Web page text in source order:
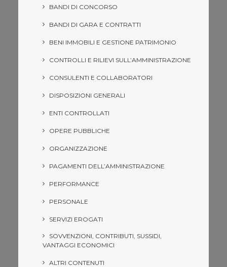
BANDI DI CONCORSO
BANDI DI GARA E CONTRATTI
BENI IMMOBILI E GESTIONE PATRIMONIO
CONTROLLI E RILIEVI SULL’AMMINISTRAZIONE
CONSULENTI E COLLABORATORI
DISPOSIZIONI GENERALI
ENTI CONTROLLATI
OPERE PUBBLICHE
ORGANIZZAZIONE
PAGAMENTI DELL’AMMINISTRAZIONE
PERFORMANCE
PERSONALE
SERVIZI EROGATI
SOVVENZIONI, CONTRIBUTI, SUSSIDI,
VANTAGGI ECONOMICI
ALTRI CONTENUTI